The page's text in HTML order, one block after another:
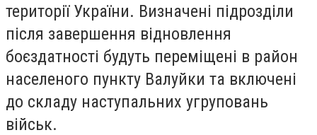
території України. Визначені підрозділи
після завершення відновлення
боєздатності будуть переміщені в район
населеного пункту Валуйки та включені
до складу наступальних угруповань
військ.